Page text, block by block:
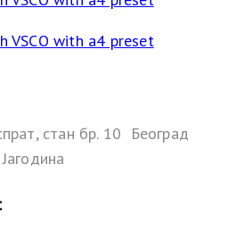
стан бр. 10 Београд